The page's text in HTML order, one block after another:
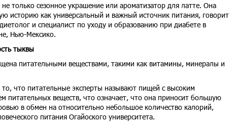
только сезонное украшение или ароматизатор для латте. Она
историю как универсальный и важный источник питания, говорит
и специалист по уходу и образованию при диабете в
Нью-Мексико.
тыквы
питательными веществами, такими как витамины, минералы и
что питательные эксперты называют пищей с высоким
питательных веществ, что означает, что она приносит большую
в обмен на относительно небольшое количество калорий,
питания Огайоского университета.